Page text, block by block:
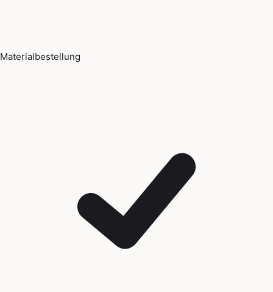
Materialbestellung